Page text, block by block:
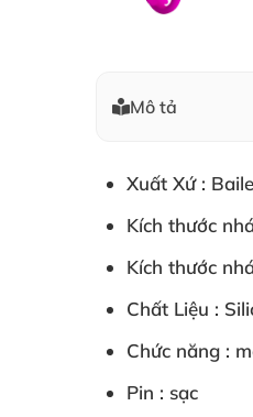
Mô tả
Xuất Xứ : Baile
Kích thước
Kích thước
Chất Liệu :
Chức năng :
Pin : sạc